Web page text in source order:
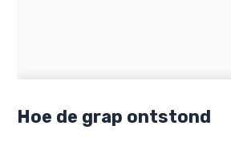
Hoe de grap ontstond